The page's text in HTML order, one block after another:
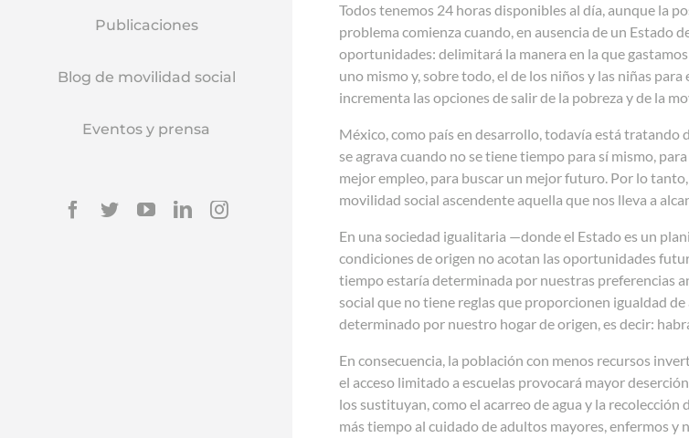
Publicaciones
Blog de movilidad social
Eventos y prensa
Todos tenemos 24 horas disponibles al día, aunque la
problema comienza cuando, en ausencia de un Estado
oportunidades: delimitará la manera en la que
uno mismo y, sobre todo, el de los niños y las niñas
incrementa las opciones de salir de la pobreza y de la
México, como país en desarrollo, todavía está tratando
se agrava cuando no se tiene tiempo para sí mismo,
mejor empleo, para buscar un mejor futuro. Por lo
movilidad social ascendente aquella que nos lleva a
En una sociedad igualitaria —donde el Estado es un
condiciones de origen no acotan las oportunidades
tiempo estaría determinada por nuestras preferencias
social que no tiene reglas que proporcionen igualdad
determinado por nuestro hogar de origen, es decir:
En consecuencia, la población con menos recursos
el acceso limitado a escuelas provocará mayor
los sustituyan, como el acarreo de agua y la
más tiempo al cuidado de adultos mayores, enfermos